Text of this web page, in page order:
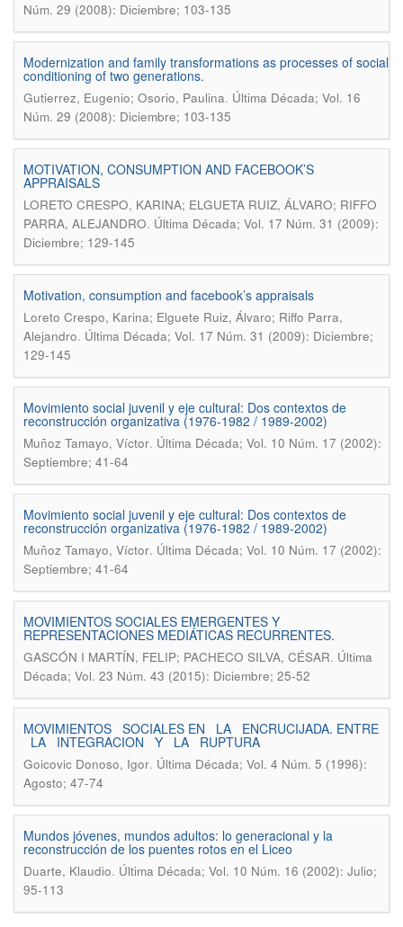
Núm. 29 (2008): Diciembre; 103-135
Modernization and family transformations as processes of social
conditioning of two generations.
Gutierrez, Eugenio; Osorio, Paulina. Última Década; Vol. 16
Núm. 29 (2008): Diciembre; 103-135
MOTIVATION, CONSUMPTION AND FACEBOOK’S
APPRAISALS
LORETO CRESPO, KARINA; ELGUETA RUIZ, ÁLVARO; RIFFO
PARRA, ALEJANDRO. Última Década; Vol. 17 Núm. 31 (2009):
Diciembre; 129-145
Motivation, consumption and facebook’s appraisals
Loreto Crespo, Karina; Elguete Ruiz, Álvaro; Riffo Parra,
Alejandro. Última Década; Vol. 17 Núm. 31 (2009): Diciembre;
129-145
Movimiento social juvenil y eje cultural: Dos contextos de
reconstrucción organizativa (1976-1982 / 1989-2002)
Muñoz Tamayo, Víctor. Última Década; Vol. 10 Núm. 17 (2002):
Septiembre; 41-64
Movimiento social juvenil y eje cultural: Dos contextos de
reconstrucción organizativa (1976-1982 / 1989-2002)
Muñoz Tamayo, Víctor. Última Década; Vol. 10 Núm. 17 (2002):
Septiembre; 41-64
MOVIMIENTOS SOCIALES EMERGENTES Y
REPRESENTACIONES MEDIÁTICAS RECURRENTES.
GASCÓN I MARTÍN, FELIP; PACHECO SILVA, CÉSAR. Última
Década; Vol. 23 Núm. 43 (2015): Diciembre; 25-52
MOVIMIENTOS SOCIALES EN LA ENCRUCIJADA. ENTRE
LA INTEGRACION Y LA RUPTURA
Goicovic Donoso, Igor. Última Década; Vol. 4 Núm. 5 (1996):
Agosto; 47-74
Mundos jóvenes, mundos adultos: lo generacional y la
reconstrucción de los puentes rotos en el Liceo
Duarte, Klaudio. Última Década; Vol. 10 Núm. 16 (2002): Julio;
95-113